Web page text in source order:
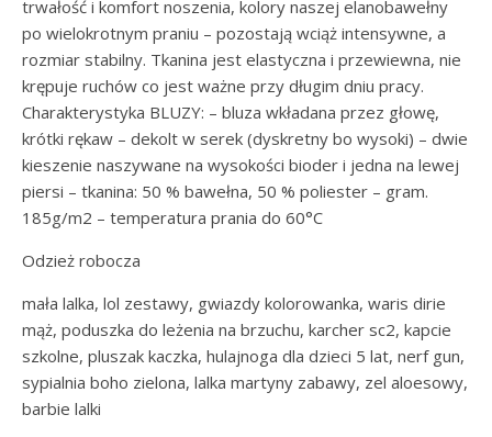
trwałość i komfort noszenia, kolory naszej elanobawełny
po wielokrotnym praniu – pozostają wciąż intensywne, a
rozmiar stabilny. Tkanina jest elastyczna i przewiewna, nie
krępuje ruchów co jest ważne przy długim dniu pracy.
Charakterystyka BLUZY: – bluza wkładana przez głowę,
krótki rękaw – dekolt w serek (dyskretny bo wysoki) – dwie
kieszenie naszywane na wysokości bioder i jedna na lewej
piersi – tkanina: 50 % bawełna, 50 % poliester – gram.
185g/m2 – temperatura prania do 60°C
Odzież robocza
mała lalka, lol zestawy, gwiazdy kolorowanka, waris dirie
mąż, poduszka do leżenia na brzuchu, karcher sc2, kapcie
szkolne, pluszak kaczka, hulajnoga dla dzieci 5 lat, nerf gun,
sypialnia boho zielona, lalka martyny zabawy, zel aloesowy,
barbie lalki